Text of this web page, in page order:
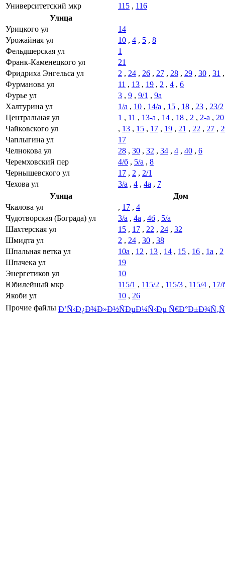
Университетский мкр
115 , 116
Улица
Урицкого ул
14
Урожайная ул
10 , 4 , 5 , 8
Фельдшерская ул
1
Франк-Каменецкого ул
21
Фридриха Энгельса ул
2 , 24 , 26 , 27 , 28 , 29 , 30 , 31
Фурманова ул
11 , 13 , 19 , 2 , 4 , 6
Фурье ул
3 , 9 , 9/1 , 9а
Халтурина ул
1/а , 10 , 14/а , 15 , 18 , 23 , 23/2
Центральная ул
1 , 11 , 13-а , 14 , 18 , 2 , 2-а , 20
Чайковского ул
, 13 , 15 , 17 , 19 , 21 , 22 , 27 ,
Чаплыгина ул
17
Челнокова ул
28 , 30 , 32 , 34 , 4 , 40 , 6
Черемховский пер
4/б , 5/а , 8
Чернышевского ул
17 , 2 , 2/1
Чехова ул
3/а , 4 , 4а , 7
Улица
Дом
Чкалова ул
, 17 , 4
Чудотворская (Бограда) ул
3/а , 4а , 4б , 5/а
Шахтерская ул
15 , 17 , 22 , 24 , 32
Шмидта ул
2 , 24 , 30 , 38
Шпальная ветка ул
10а , 12 , 13 , 14 , 15 , 16 , 1а , 2
Шпачека ул
19
Энергетиков ул
10
Юбилейный мкр
115/1 , 115/2 , 115/3 , 115/4 , 17/
Якоби ул
10 , 26
Прочие файлы Ð’Ñ‹Ð¿Ð¾Ð»Ð½ÑÐµÐ¼Ñ‹Ðµ